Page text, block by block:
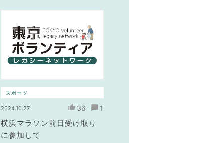
スポーツ
2024.10.27 36 1
横浜マラソン前日受け取り
に参加して